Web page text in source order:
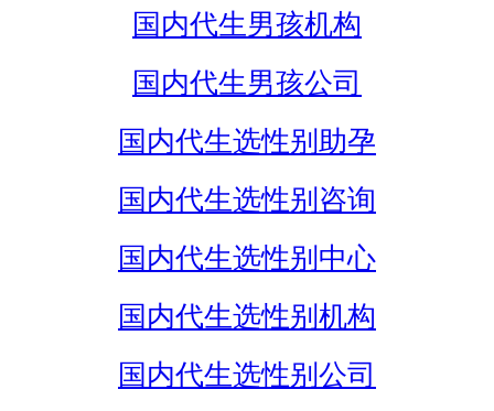
国内代生男孩机构
国内代生男孩公司
国内代生选性别助孕
国内代生选性别咨询
国内代生选性别中心
国内代生选性别机构
国内代生选性别公司